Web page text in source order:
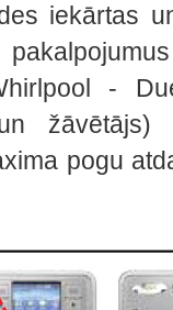
iekārtas
-
pogu